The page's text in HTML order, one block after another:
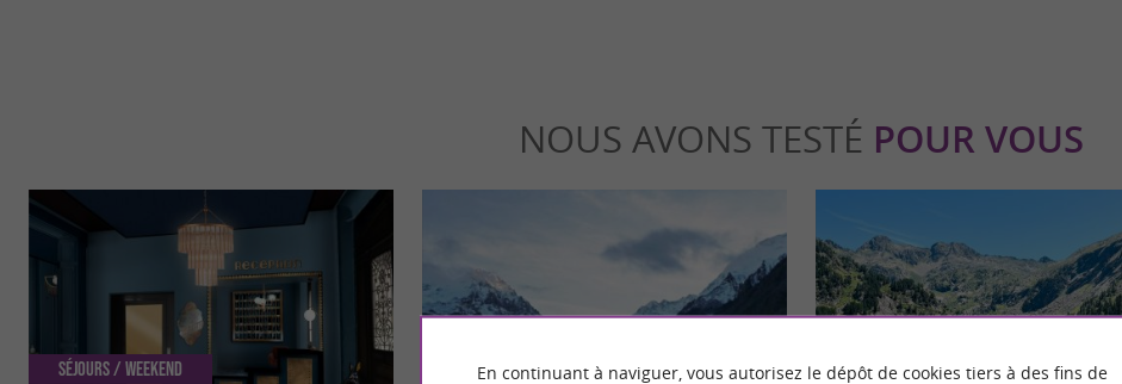
NOUS AVONS TESTÉ POUR VOUS
Séjours / Weekend Détente Sportive
En continuant à naviguer, vous autorisez le dépôt de cookies tiers à des fins de